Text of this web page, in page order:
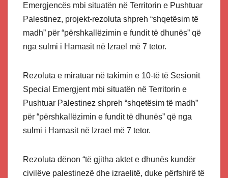
Emergjencës mbi situatën në Territorin e Pushtuar
Palestinez, projekt-rezoluta shpreh “shqetësim të
madh” për “përshkallëzimin e fundit të dhunës” që
nga sulmi i Hamasit në Izrael më 7 tetor.
Rezoluta e miratuar në takimin e 10-të të Sesionit
Special Emergjent mbi situatën në Territorin e
Pushtuar Palestinez shpreh “shqetësim të madh”
për “përshkallëzimin e fundit të dhunës” që nga
sulmi i Hamasit në Izrael më 7 tetor.
Rezoluta dënon “të gjitha aktet e dhunës kundër
civilëve palestinezë dhe izraelitë, duke përfshirë të